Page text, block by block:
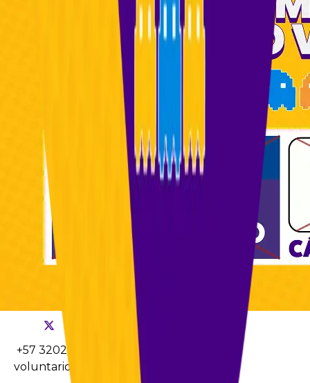
+57 3202738191
voluntarios@camiloencisov.com